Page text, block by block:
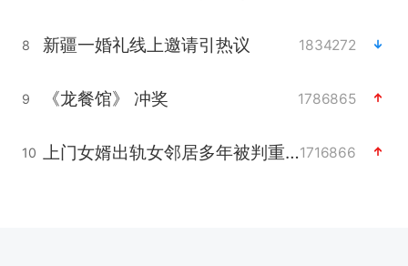
8 新疆一婚礼线上邀请引热议 1834272
9 《龙餐馆》 冲奖 1786865
10 上门女婿出轨女邻居多年被判重婚罪1716866